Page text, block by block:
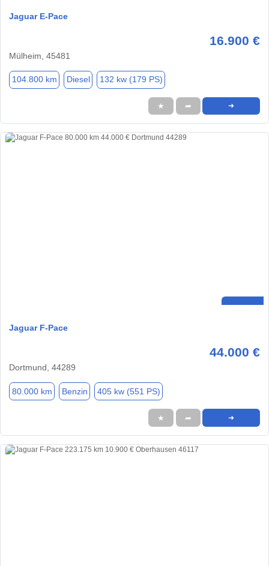
Jaguar E-Pace
16.900 €
Mülheim, 45481
104.800 km Diesel 132 kw (179 PS)
★ ➦ ➜
Jaguar F-Pace
44.000 €
Dortmund, 44289
80.000 km Benzin 405 kw (551 PS)
★ ➦ ➜